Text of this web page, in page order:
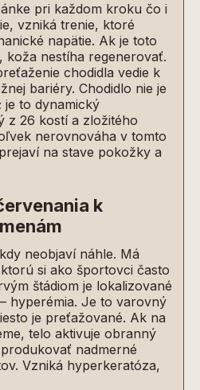
pri každom kroku čo i
vzniká trenie, ktoré
napätie. Ak je toto
koža nestíha regenerovať.
chodidla vedie k
bariéry. Chodidlo nie je
je to dynamický
z 26 kostí a zložitého
nerovnováha v tomto
na stave pokožky a
k
neobjaví náhle. Má
si ako športovci často
štádiom je lokalizované
hyperémia. Je to varovný
je preťažované. Ak na
telo aktivuje obranný
nadmerné
Vzniká hyperkeratóza,